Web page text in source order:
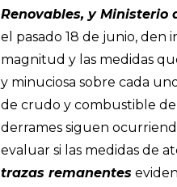
Renovables, y Ministerio
el pasado 18 de junio, den
magnitud y las medidas
y minuciosa sobre cada
de crudo y combustible de
derrames siguen
evaluar si las medidas de
trazas remanentes